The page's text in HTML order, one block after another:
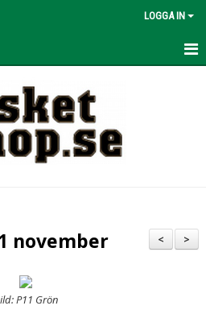
LOGGA IN
>
<
november
P11 Grön